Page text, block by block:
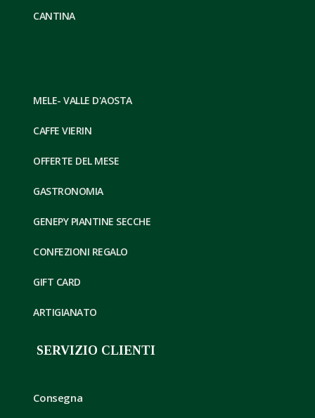
CANTINA
MELE- VALLE D'AOSTA
CAFFE VIERIN
OFFERTE DEL MESE
GASTRONOMIA
GENEPY PIANTINE SECCHE
CONFEZIONI REGALO
GIFT CARD
ARTIGIANATO
SERVIZIO CLIENTI
Consegna